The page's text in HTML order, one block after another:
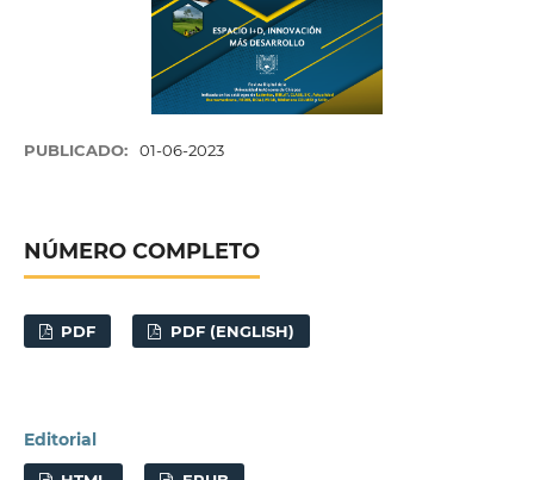
PUBLICADO: 01-06-2023
NÚMERO COMPLETO
PDF PDF (ENGLISH)
Editorial